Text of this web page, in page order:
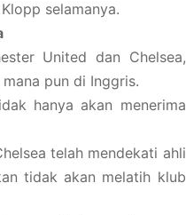
selamanya.
United dan Chelsea,
pun di Inggris.
hanya akan menerima
telah mendekati ahli
tidak akan melatih klub